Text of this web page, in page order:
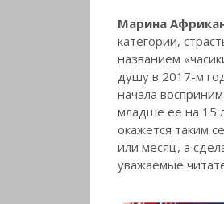
Марина
категории,
названием
душу в 2017-м
начала
младше ее на 15
окажется таким
или месяц, а
уважаемые